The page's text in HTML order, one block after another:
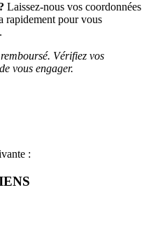
Laissez-nous vos coordonnées
rapidement pour vous
Vérifiez vos
vous engager.
: